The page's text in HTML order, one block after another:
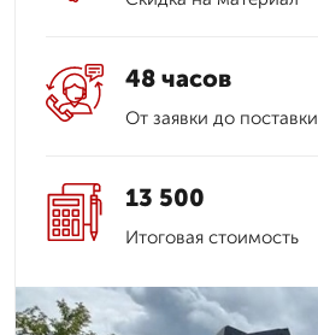
48 часов
От заявки до поставки
13 500
Итоговая стоимость